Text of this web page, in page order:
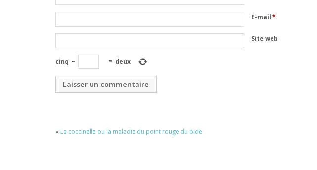
E-mail *
Site web
cinq − = deux
« La coccinelle ou la maladie du point rouge du bide